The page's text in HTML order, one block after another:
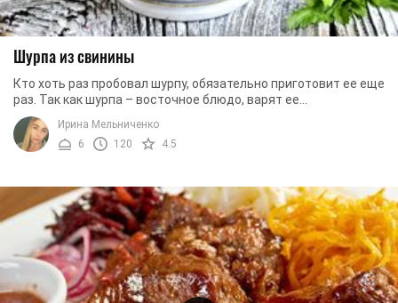
Шурпа из свинины
Кто хоть раз пробовал шурпу, обязательно приготовит ее еще
раз. Так как шурпа – восточное блюдо, варят ее
преимущественно с бараниной или говядиной. ...
Ирина Мельниченко
6
120 4.5